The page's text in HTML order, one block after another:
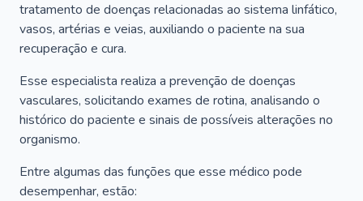
tratamento de doenças relacionadas ao sistema linfático,
vasos, artérias e veias, auxiliando o paciente na sua
recuperação e cura.
Esse especialista realiza a prevenção de doenças
vasculares, solicitando exames de rotina, analisando o
histórico do paciente e sinais de possíveis alterações no
organismo.
Entre algumas das funções que esse médico pode
desempenhar, estão: